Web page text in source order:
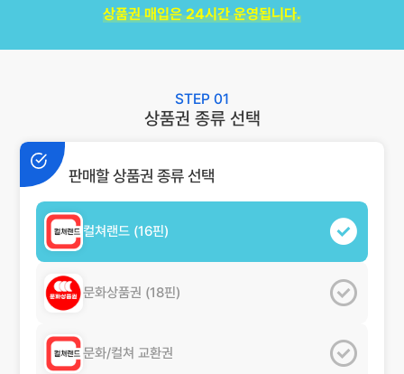
상품권 매입은 24시간 운영됩니다.
STEP 01
상품권 종류 선택
판매할 상품권 종류 선택
컬쳐랜드 (16핀)
문화상품권 (18핀)
문화/컬쳐 교환권